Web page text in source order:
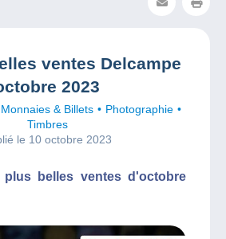
ventes Delcampe
2023
Monnaies & Billets
Photographie
Timbres
le 10 octobre 2023
plus belles ventes d'octobre